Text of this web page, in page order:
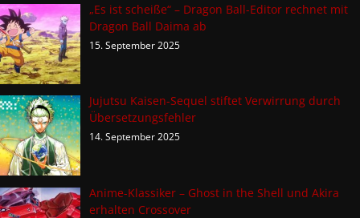
„Es ist scheiße“ – Dragon Ball-Editor rechnet mit
Dragon Ball Daima ab
15. September 2025
Jujutsu Kaisen-Sequel stiftet Verwirrung durch
Übersetzungsfehler
14. September 2025
Anime-Klassiker – Ghost in the Shell und Akira
erhalten Crossover